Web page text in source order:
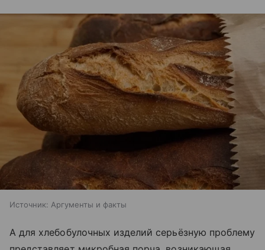
Источник: Аргументы и факты
А для хлебобулочных изделий серьёзную проблему